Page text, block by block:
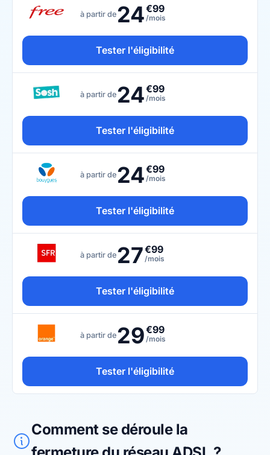
à partir de 24€99
/mois
Tester l'éligibilité
à partir de 24€99
/mois
Tester l'éligibilité
à partir de 24€99
/mois
Tester l'éligibilité
à partir de 27€99
/mois
Tester l'éligibilité
à partir de 29€99
/mois
Tester l'éligibilité
Comment se déroule la